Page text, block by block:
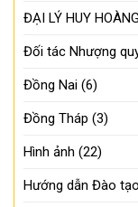
ĐẠI LÝ HUY
Đối tác Nhượng
Đồng Nai (6)
Đồng Tháp (3)
Hình ảnh (22)
Hướng dẫn Đào